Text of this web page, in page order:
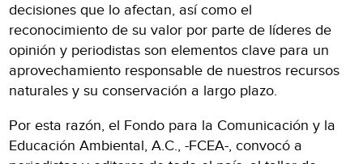
decisiones que lo afectan, así como el
reconocimiento de su valor por parte de líderes de
opinión y periodistas son elementos clave para un
aprovechamiento responsable de nuestros recursos
naturales y su conservación a largo plazo.
Por esta razón, el Fondo para la Comunicación y la
Educación Ambiental, A.C., -FCEA-, convocó a